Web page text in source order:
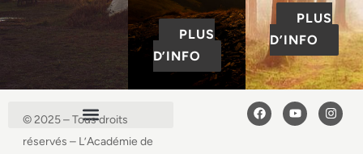
PLUS
D’INFO
PLUS
D’INFO
© 2025 – Tous droits
réservés – L’Académie de